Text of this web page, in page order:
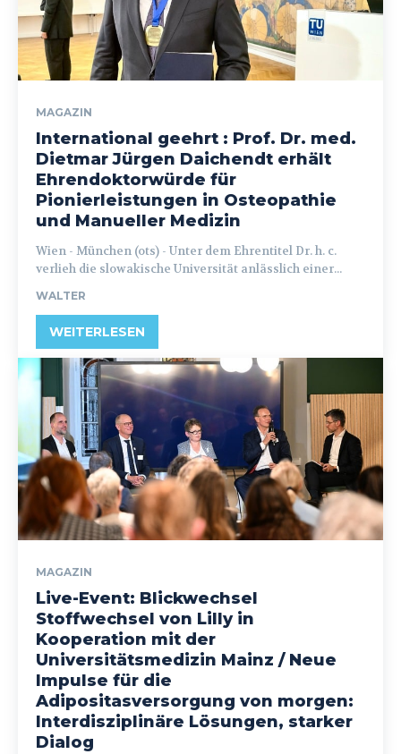
MAGAZIN
International geehrt : Prof. Dr. med.
Dietmar Jürgen Daichendt erhält
Ehrendoktorwürde für
Pionierleistungen in Osteopathie
und Manueller Medizin
Wien - München (ots) - Unter dem Ehrentitel Dr. h. c.
verlieh die slowakische Universität anlässlich einer...
WALTER
WEITERLESEN
MAGAZIN
Live-Event: Blickwechsel
Stoffwechsel von Lilly in
Kooperation mit der
Universitätsmedizin Mainz / Neue
Impulse für die
Adipositasversorgung von morgen:
Interdisziplinäre Lösungen, starker
Dialog